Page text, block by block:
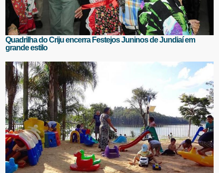
Quadrilha do Criju encerra Festejos Juninos de Jundiaí em
grande estilo